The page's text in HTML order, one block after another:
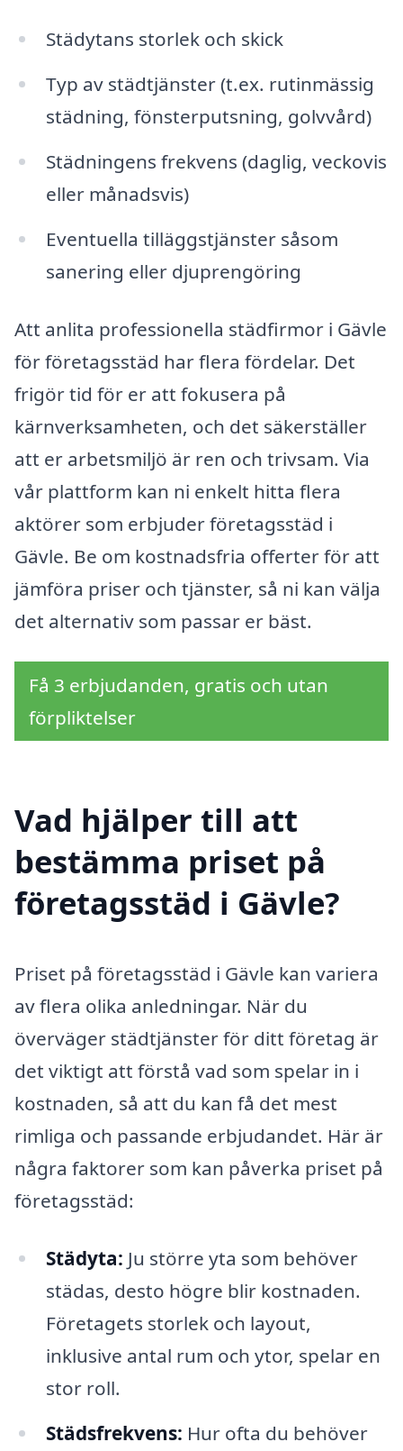
Städytans storlek och skick
Typ av städtjänster (t.ex. rutinmässig
städning, fönsterputsning, golvvård)
Städningens frekvens (daglig, veckovis
eller månadsvis)
Eventuella tilläggstjänster såsom
sanering eller djuprengöring
Att anlita professionella städfirmor i Gävle
för företagsstäd har flera fördelar. Det
frigör tid för er att fokusera på
kärnverksamheten, och det säkerställer
att er arbetsmiljö är ren och trivsam. Via
vår plattform kan ni enkelt hitta flera
aktörer som erbjuder företagsstäd i
Gävle. Be om kostnadsfria offerter för att
jämföra priser och tjänster, så ni kan välja
det alternativ som passar er bäst.
Få 3 erbjudanden, gratis och utan
förpliktelser
Vad hjälper till att
bestämma priset på
företagsstäd i Gävle?
Priset på företagsstäd i Gävle kan variera
av flera olika anledningar. När du
överväger städtjänster för ditt företag är
det viktigt att förstå vad som spelar in i
kostnaden, så att du kan få det mest
rimliga och passande erbjudandet. Här är
några faktorer som kan påverka priset på
företagsstäd:
Städyta: Ju större yta som behöver
städas, desto högre blir kostnaden.
Företagets storlek och layout,
inklusive antal rum och ytor, spelar en
stor roll.
Städsfrekvens: Hur ofta du behöver